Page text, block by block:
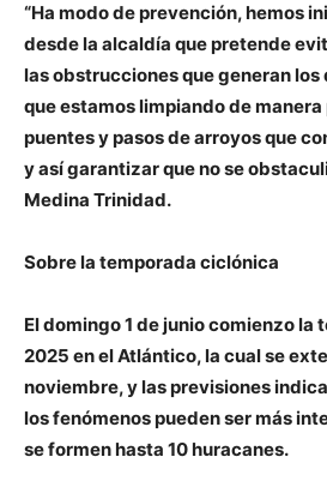
“Ha modo de prevención, hemos
desde la alcaldía que pretende
las obstrucciones que generan
que estamos limpiando de
puentes y pasos de arroyos que
y así garantizar que no se
Medina Trinidad.
Sobre la temporada ciclónica
El domingo 1 de junio comienzo la
2025 en el Atlántico, la cual se
noviembre, y las previsiones
los fenómenos pueden ser más
se formen hasta 10 huracanes.